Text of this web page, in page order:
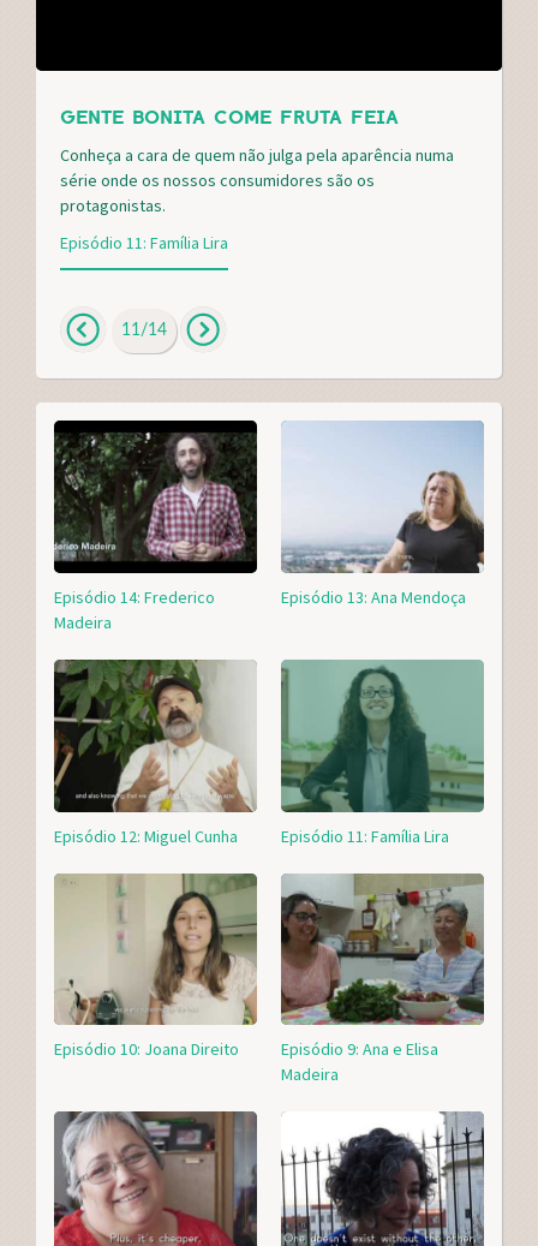
GENTE BONITA COME FRUTA FEIA
Conheça a cara de quem não julga pela aparência numa
série onde os nossos consumidores são os
protagonistas.
Episódio 11: Família Lira
11/14
Episódio 14: Frederico
Madeira
Episódio 13: Ana Mendoça
Episódio 12: Miguel Cunha Episódio 11: Família Lira
Episódio 10: Joana Direito
Episódio 9: Ana e Elisa
Madeira